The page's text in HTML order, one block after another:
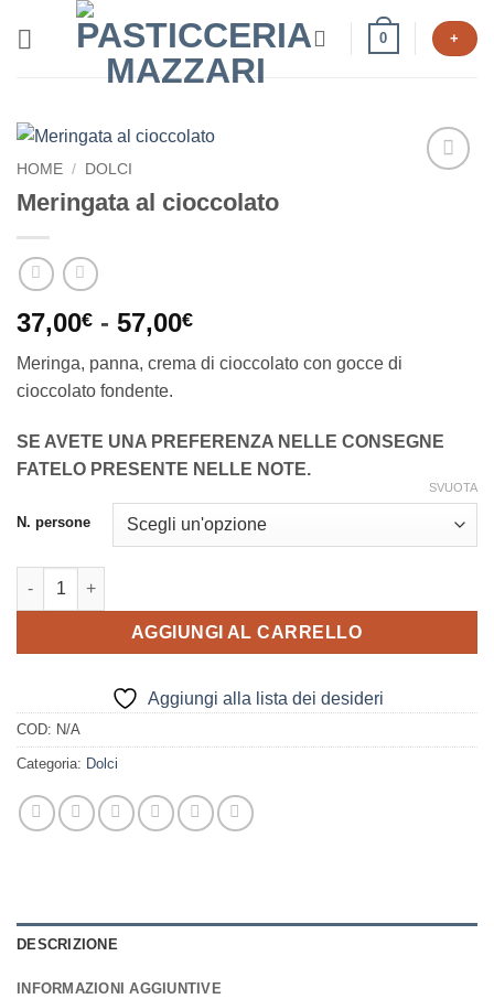
0 +
HOME / DOLCI
Meringata al cioccolato
37,00€ - 57,00€Fascia
prezzo:
37,00€
a
57,00€
Meringa, panna, crema di cioccolato con gocce di
cioccolato fondente.
SE AVETE UNA PREFERENZA NELLE CONSEGNE
FATELO PRESENTE NELLE NOTE.
N. persone
SVUOTA
Meringata al cioccolato quantità
AGGIUNGI AL CARRELLO
Aggiungi alla lista dei desideri
COD: N/A
Categoria: Dolci
DESCRIZIONE
INFORMAZIONI AGGIUNTIVE